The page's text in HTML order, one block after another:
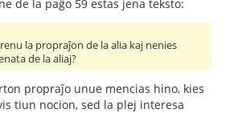
de la paĝo 59 estas jena teksto:
la propraĵon de la alia kaj nenies
de la aliaj?
propraĵo unue mencias hino, kies
tiun nocion, sed la plej interesa